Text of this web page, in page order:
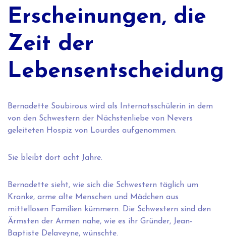
Erscheinungen, die
Zeit der
Lebensentscheidung
Bernadette Soubirous wird als Internatsschülerin in dem
von den Schwestern der Nächstenliebe von Nevers
geleiteten Hospiz von Lourdes aufgenommen.
Sie bleibt dort acht Jahre.
Bernadette sieht, wie sich die Schwestern täglich um
Kranke, arme alte Menschen und Mädchen aus
mittellosen Familien kümmern. Die Schwestern sind den
Ärmsten der Armen nahe, wie es ihr Gründer, Jean-
Baptiste Delaveyne, wünschte.